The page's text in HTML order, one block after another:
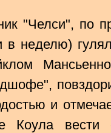
"Челси", по
в неделю)
и
Коула вести